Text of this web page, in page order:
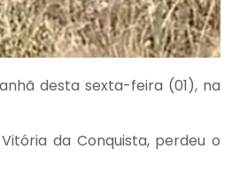
desta sexta-feira (01), na
da Conquista, perdeu o